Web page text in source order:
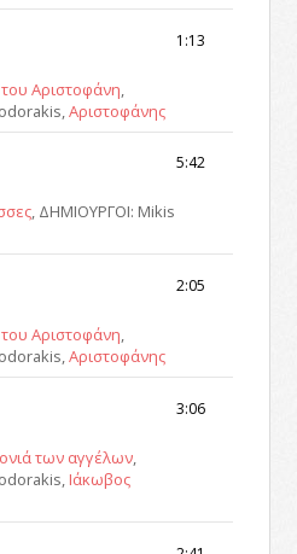
1:13
Αριστοφάνη
Αριστοφάνης
5:42
, ΔΗΜΙΟΥΡΓΟΙ: Mikis
2:05
Αριστοφάνη,
Αριστοφάνης
3:06
των αγγέλων,
Ιάκωβος